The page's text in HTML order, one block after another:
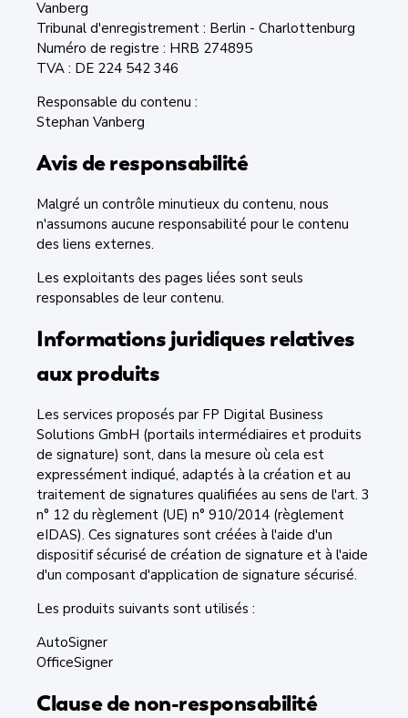
Vanberg
Tribunal d'enregistrement : Berlin - Charlottenburg
Numéro de registre : HRB 274895
TVA : DE 224 542 346
Responsable du contenu :
Stephan Vanberg
Avis de responsabilité
Malgré un contrôle minutieux du contenu, nous
n'assumons aucune responsabilité pour le contenu
des liens externes.
Les exploitants des pages liées sont seuls
responsables de leur contenu.
Informations juridiques relatives
aux produits
Les services proposés par FP Digital Business
Solutions GmbH (portails intermédiaires et produits
de signature) sont, dans la mesure où cela est
expressément indiqué, adaptés à la création et au
traitement de signatures qualifiées au sens de l'art. 3
n° 12 du règlement (UE) n° 910/2014 (règlement
eIDAS). Ces signatures sont créées à l'aide d'un
dispositif sécurisé de création de signature et à l'aide
d'un composant d'application de signature sécurisé.
Les produits suivants sont utilisés :
AutoSigner
OfficeSigner
Clause de non-responsabilité